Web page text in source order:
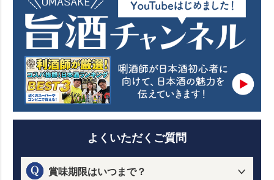
よくいただくご質問
賞味期限はいつまで？